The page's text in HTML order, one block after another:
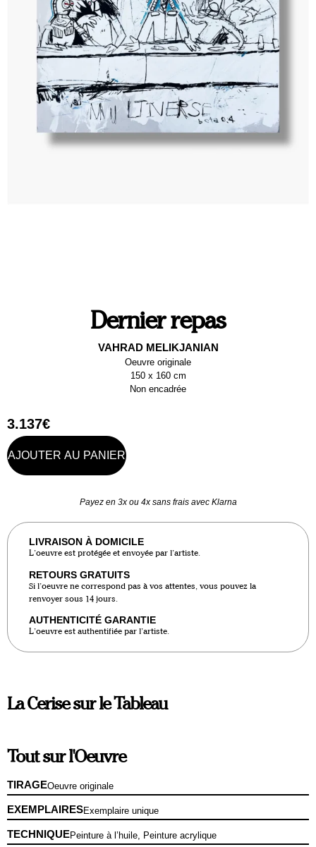
Dernier repas
VAHRAD MELIKJANIAN
Oeuvre originale
150 x 160 cm
Non encadrée
3.137€
AJOUTER AU PANIER
Payez en 3x ou 4x sans frais avec Klarna
LIVRAISON À DOMICILE
L’oeuvre est protégée et envoyée par l’artiste.
RETOURS GRATUITS
Si l’oeuvre ne correspond pas à vos attentes, vous pouvez la
renvoyer sous 14 jours.
AUTHENTICITÉ GARANTIE
L’oeuvre est authentifiée par l’artiste.
La Cerise sur le Tableau
Tout sur l'Oeuvre
TIRAGEOeuvre originale
EXEMPLAIRESExemplaire unique
TECHNIQUEPeinture à l’huile, Peinture acrylique